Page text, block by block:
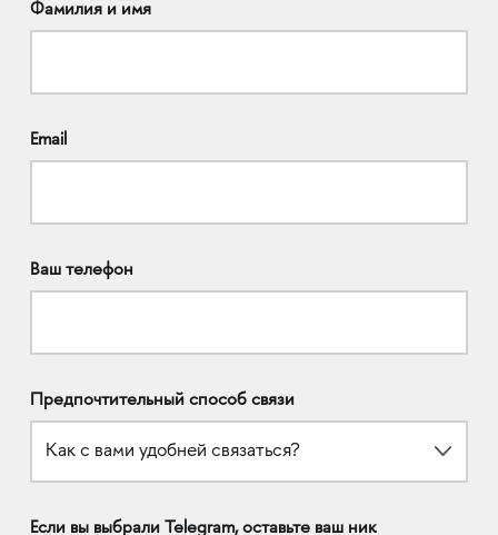
Фамилия и имя
Email
Ваш телефон
Предпочтительный способ связи
Как с вами удобней связаться?
Если вы выбрали Telegram, оставьте ваш ник